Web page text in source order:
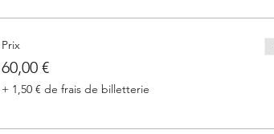
Prix
60,00 €
+ 1,50 € de frais de billetterie